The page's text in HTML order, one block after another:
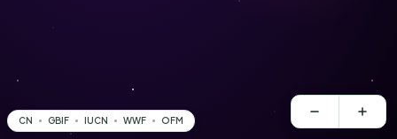
CN GBIF IUCN WWF OFM